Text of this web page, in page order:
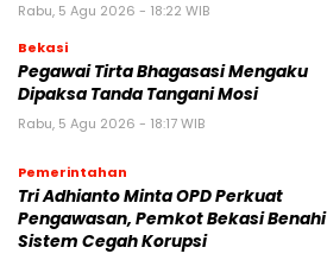
Rabu, 5 Agu 2026 - 18:22 WIB
Bekasi
Pegawai Tirta Bhagasasi Mengaku
Dipaksa Tanda Tangani Mosi
Rabu, 5 Agu 2026 - 18:17 WIB
Pemerintahan
Tri Adhianto Minta OPD Perkuat
Pengawasan, Pemkot Bekasi Benahi
Sistem Cegah Korupsi